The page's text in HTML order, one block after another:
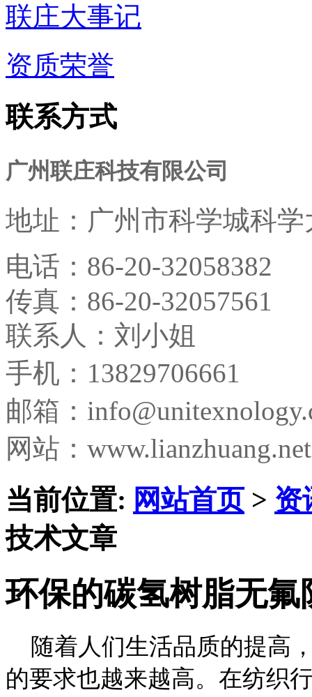
联庄大事记
资质荣誉
联系方式
广州联庄科技有限公司
地址： 广州市科学城科
电话： 86-20-32058382
传真： 86-20-32057561
联系人：刘小姐
手机：13829706661
邮箱：
网站：www.lianzhuang.net
当前位置: 网站首页> 资
技术文章
环保的碳氢树脂无氟
随着人们生活品质的提高
的要求也越来越高。在纺织